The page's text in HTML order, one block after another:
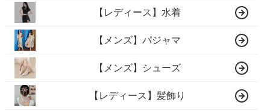
【レディース】水着
【メンズ】パジャマ
【メンズ】シューズ
【レディース】髪飾り